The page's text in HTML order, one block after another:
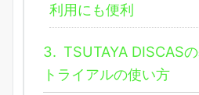
利用にも便利
3. TSUTAYA DISCAS
トライアルの使い方